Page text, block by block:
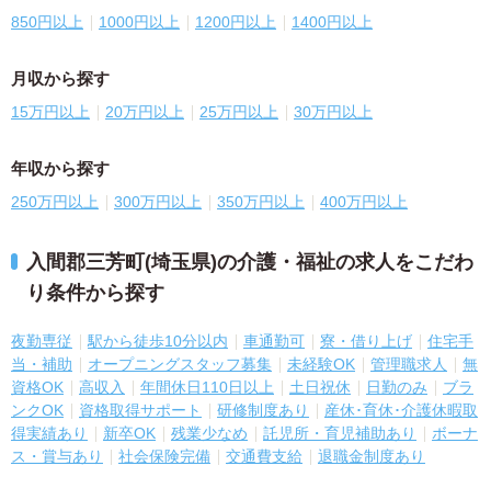
850円以上 1000円以上 1200円以上 1400円以上
月収から探す
15万円以上 20万円以上 25万円以上 30万円以上
年収から探す
250万円以上 300万円以上 350万円以上 400万円以上
入間郡三芳町(埼玉県)の介護・福祉の求人をこだわ
り条件から探す
夜勤専従 駅から徒歩10分以内 車通勤可 寮・借り上げ
住宅手
当・補助
オープニングスタッフ募集 未経験OK 管理職求人
無
資格OK
高収入 年間休日110日以上 土日祝休 日勤のみ
ブラ
ンクOK
資格取得サポート 研修制度あり
産休･育休･介護休暇取
得実績あり
新卒OK 残業少なめ 託児所・育児補助あり
ボーナ
ス・賞与あり
社会保険完備 交通費支給 退職金制度あり